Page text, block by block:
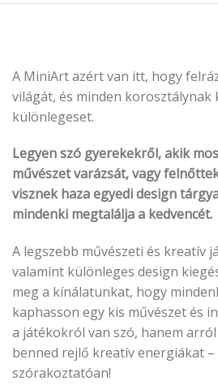
A MiniArt azért van itt, hogy
világát, és minden korosztálynak
különlegeset.
Legyen szó gyerekekről, akik
művészet varázsát, vagy
visznek haza egyedi design
mindenki megtalálja a kedvencét.
A legszebb művészeti és kreatív
valamint különleges design
meg a kínálatunkat, hogy
kaphasson egy kis művészet és
a játékokról van szó, hanem
benned rejlő kreatív energiákat
szórakoztatóan!